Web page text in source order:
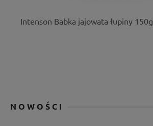
Intenson Babka jajowata łupiny 150g
NOWOŚCI